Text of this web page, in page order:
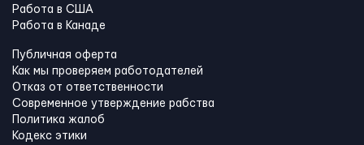
Работа в США
Работа в Канадe
Публичная оферта
Как мы проверяем работодателей
Отказ от ответственности
Современное утверждение рабства
Политика жалоб
Кодекс этики